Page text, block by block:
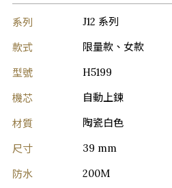
系列 J12 系列
款式 限量款、女款
型號 H5199
機芯 自動上鍊
材質 陶瓷白色
尺寸 39 mm
防水 200M